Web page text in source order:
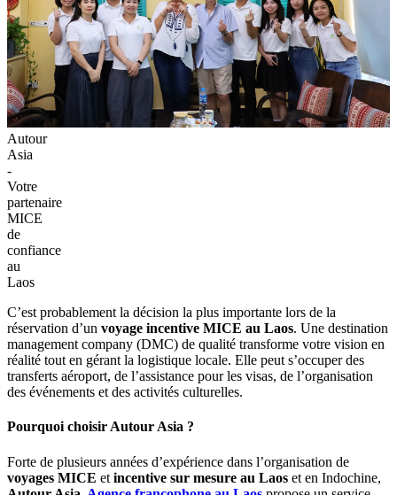
Autour
Asia
-
Votre
partenaire
MICE
de
confiance
au
Laos
C’est probablement la décision la plus importante lors de la
réservation d’un voyage incentive MICE au Laos. Une destination
management company (DMC) de qualité transforme votre vision en
réalité tout en gérant la logistique locale. Elle peut s’occuper des
transferts aéroport, de l’assistance pour les visas, de l’organisation
des événements et des activités culturelles.
Pourquoi choisir Autour Asia ?
Forte de plusieurs années d’expérience dans l’organisation de
voyages MICE et incentive sur mesure au Laos et en Indochine,